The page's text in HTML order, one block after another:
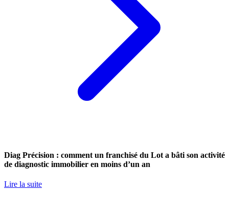
Diag Précision : comment un franchisé du Lot a bâti son activité
de diagnostic immobilier en moins d’un an
Lire la suite